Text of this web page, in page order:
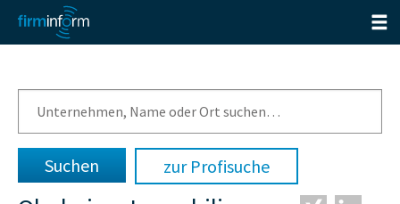
zur Profisuche